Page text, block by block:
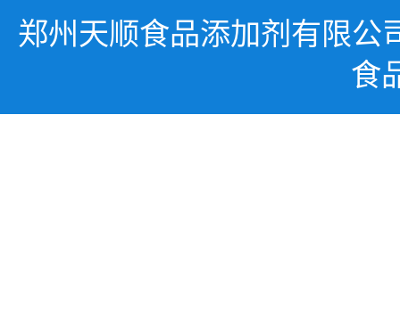
郑州天顺食品添加剂有限公
食